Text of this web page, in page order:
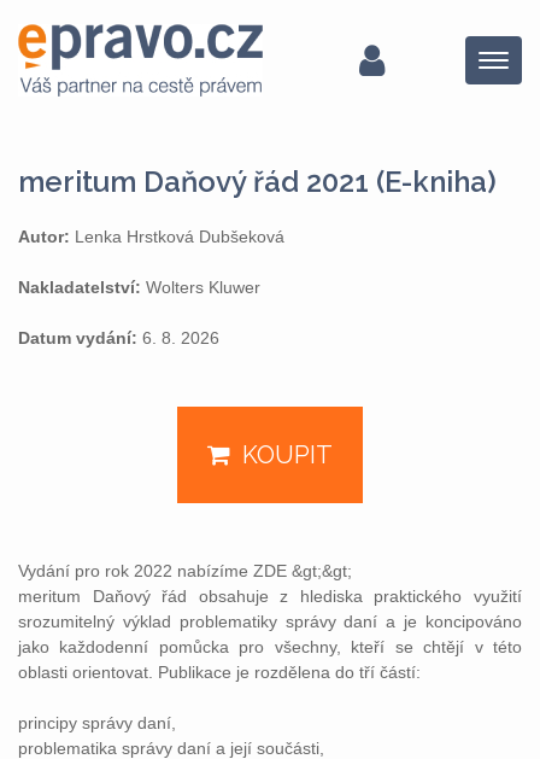
Menu
meritum Daňový řád 2021 (E-kniha)
Autor: Lenka Hrstková Dubšeková
Nakladatelství: Wolters Kluwer
Datum vydání: 6. 8. 2026
KOUPIT
Vydání pro rok 2022 nabízíme ZDE &gt;&gt;
meritum Daňový řád obsahuje z hlediska praktického využití
srozumitelný výklad problematiky správy daní a je koncipováno
jako každodenní pomůcka pro všechny, kteří se chtějí v této
oblasti orientovat. Publikace je rozdělena do tří částí:
principy správy daní,
problematika správy daní a její součásti,